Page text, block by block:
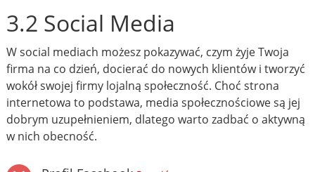
3.2 Social Media
W social mediach możesz pokazywać, czym żyje Twoja
firma na co dzień, docierać do nowych klientów i tworzyć
wokół swojej firmy lojalną społeczność. Choć strona
internetowa to podstawa, media społecznościowe są jej
dobrym uzupełnieniem, dlatego warto zadbać o aktywną
w nich obecność.